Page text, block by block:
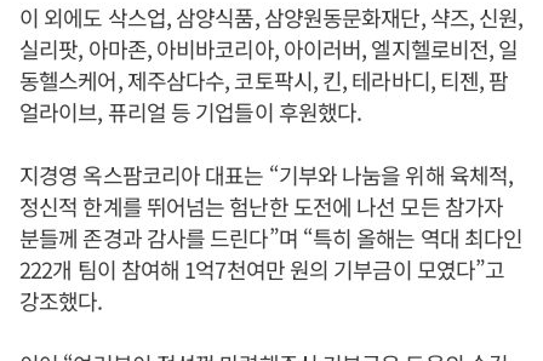
이 외에도 삭스업, 삼양식품, 삼양원동문화재단, 샥즈, 신원,
실리팟, 아마존, 아비바코리아, 아이러버, 엘지헬로비전, 일
동헬스케어, 제주삼다수, 코토팍시, 킨, 테라바디, 티젠, 팜
얼라이브, 퓨리얼 등 기업들이 후원했다.
지경영 옥스팜코리아 대표는 “기부와 나눔을 위해 육체적,
정신적 한계를 뛰어넘는 험난한 도전에 나선 모든 참가자
분들께 존경과 감사를 드린다”며 “특히 올해는 역대 최다인
222개 팀이 참여해 1억7천여만 원의 기부금이 모였다”고
강조했다.